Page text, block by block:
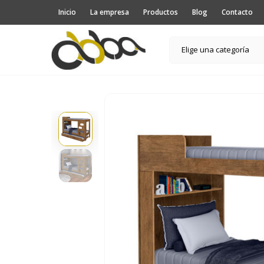
Inicio La empresa Productos Blog Contacto
Elige una categoría